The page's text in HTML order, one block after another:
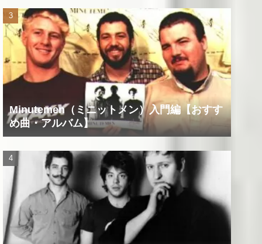
Minutemen（ミニットメン）入門編【おすす
め曲・アルバム】